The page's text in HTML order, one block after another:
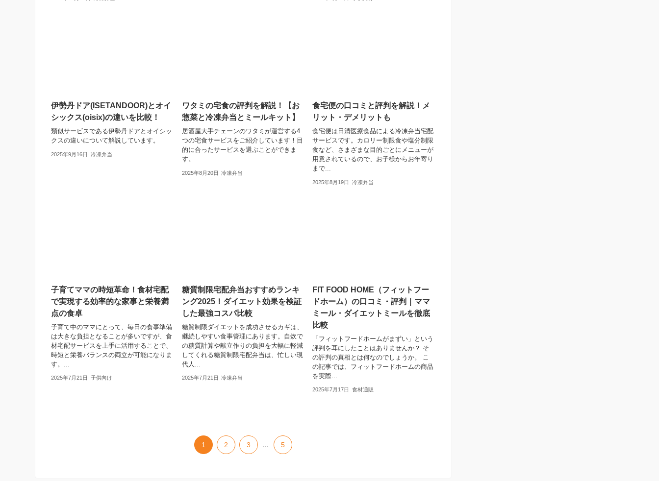
伊勢丹ドア(ISETANDOOR)とオイ
シックス(oisix)の違いを比較！
類似サービスである伊勢丹ドアとオイシッ
クスの違いについて解説しています。
2025年9月16日 冷凍弁当
ワタミの宅食の評判を解説！【お
惣菜と冷凍弁当とミールキット】
居酒屋大手チェーンのワタミが運営する4
つの宅食サービスをご紹介しています！目
的に合ったサービスを選ぶことができま
す。
2025年8月20日 冷凍弁当
食宅便の口コミと評判を解説！メ
リット・デメリットも
食宅便は日清医療食品による冷凍弁当宅配
サービスです。カロリー制限食や塩分制限
食など、さまざまな目的ごとにメニューが
用意されているので、お子様からお年寄り
まで...
2025年8月19日 冷凍弁当
子育てママの時短革命！食材宅配
で実現する効率的な家事と栄養満
点の食卓
子育て中のママにとって、毎日の食事準備
は大きな負担となることが多いですが、食
材宅配サービスを上手に活用することで、
時短と栄養バランスの両立が可能になりま
す。...
2025年7月21日 子供向け
糖質制限宅配弁当おすすめランキ
ング2025！ダイエット効果を検証
した最強コスパ比較
糖質制限ダイエットを成功させるカギは、
継続しやすい食事管理にあります。自炊で
の糖質計算や献立作りの負担を大幅に軽減
してくれる糖質制限宅配弁当は、忙しい現
代人...
2025年7月21日 冷凍弁当
FIT FOOD HOME（フィットフー
ドホーム）の口コミ・評判｜ママ
ミール・ダイエットミールを徹底
比較
「フィットフードホームがまずい」という
評判を耳にしたことはありませんか？ そ
の評判の真相とは何なのでしょうか。 こ
の記事では、フィットフードホームの商品
を実際...
2025年7月17日 食材通販
1 2 3 ... 5